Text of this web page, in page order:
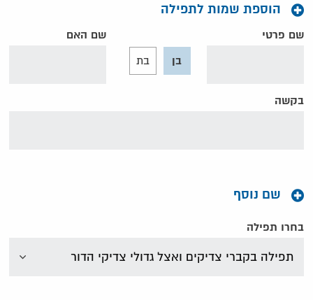
הוספת שמות לתפילה
שם פרטי
בן
בת
שם האם
בקשה
שם נוסף
בחרו תפילה